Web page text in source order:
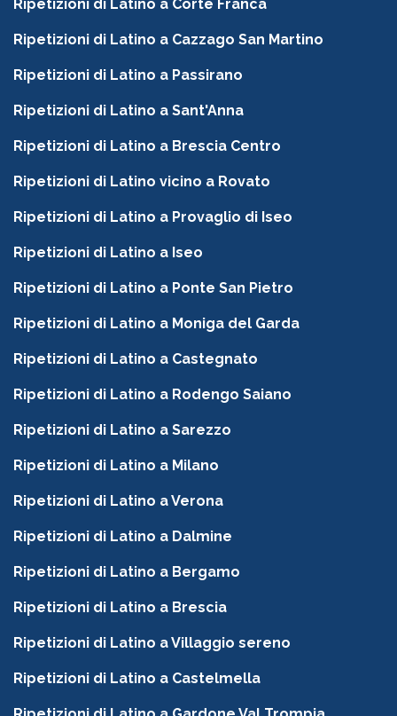
Ripetizioni di Latino a Corte Franca
Ripetizioni di Latino a Cazzago San Martino
Ripetizioni di Latino a Passirano
Ripetizioni di Latino a Sant'Anna
Ripetizioni di Latino a Brescia Centro
Ripetizioni di Latino vicino a Rovato
Ripetizioni di Latino a Provaglio di Iseo
Ripetizioni di Latino a Iseo
Ripetizioni di Latino a Ponte San Pietro
Ripetizioni di Latino a Moniga del Garda
Ripetizioni di Latino a Castegnato
Ripetizioni di Latino a Rodengo Saiano
Ripetizioni di Latino a Sarezzo
Ripetizioni di Latino a Milano
Ripetizioni di Latino a Verona
Ripetizioni di Latino a Dalmine
Ripetizioni di Latino a Bergamo
Ripetizioni di Latino a Brescia
Ripetizioni di Latino a Villaggio sereno
Ripetizioni di Latino a Castelmella